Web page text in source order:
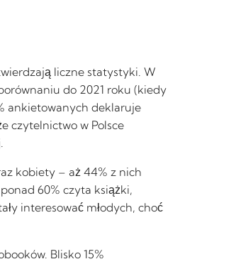
liczne statystyki. W
do 2021 roku (kiedy
ankietowanych deklaruje
czytelnictwo w Polsce
kobiety – aż 44% z nich
60% czyta książki,
interesować młodych, choć
Blisko 15%